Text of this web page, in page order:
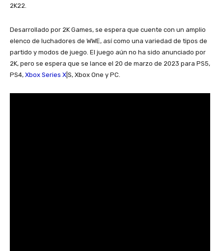
2K22.
Desarrollado por 2K Games, se espera que cuente con un amplio
elenco de luchadores de WWE, así como una variedad de tipos de
partido y modos de juego. El juego aún no ha sido anunciado por
2K, pero se espera que se lance el 20 de marzo de 2023 para PS5,
PS4, Xbox Series X |S, Xbox One y PC.